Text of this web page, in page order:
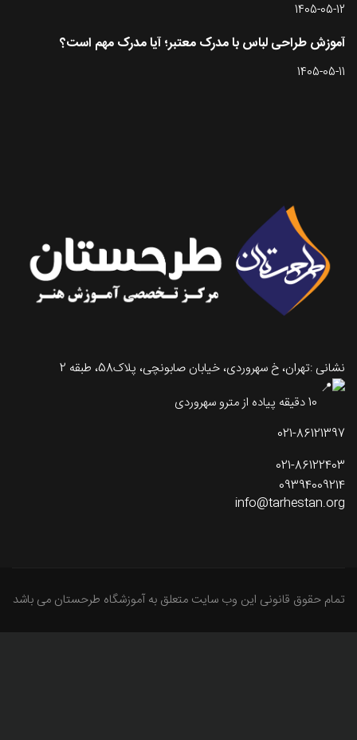
1405-05-12
آموزش طراحی لباس با مدرک معتبر؛ آیا مدرک مهم است؟
1405-05-11
نشانی :تهران، خ سهروردی، خیابان صابونچی، پلاک58، طبقه 2
021-86121397
021-86122403
09394009214
info@tarhestan.org
تمام حقوق قانونی این وب سایت متعلق به آموزشگاه طرحستان می باشد